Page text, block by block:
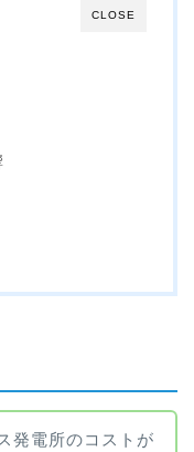
CLOSE
発電所のコストが